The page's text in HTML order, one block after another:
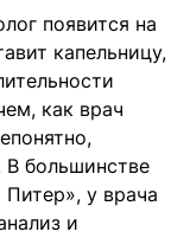
появится на
капельницу,
как врач
В большинстве
у врача
и